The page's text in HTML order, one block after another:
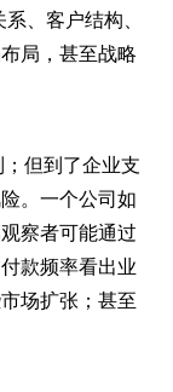
、客户结构、
局，甚至战略
但到了企业支
。一个公司如
察者可能通过
款频率看出业
场扩张；甚至